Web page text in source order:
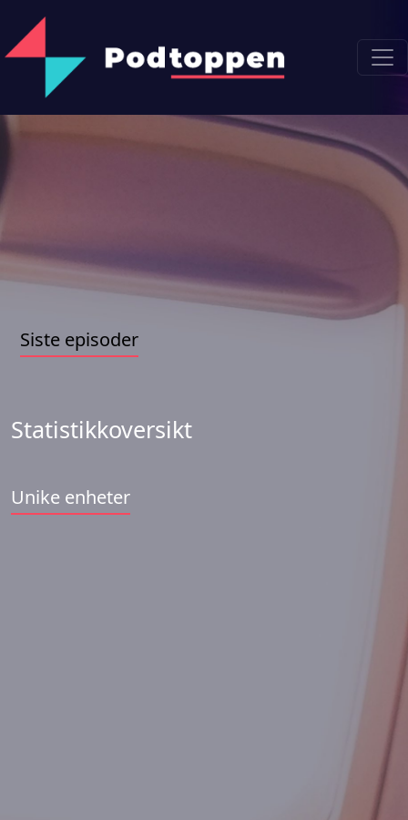
Siste episoder
Statistikkoversikt
Unike enheter